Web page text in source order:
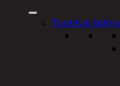
Tuotevalikoima